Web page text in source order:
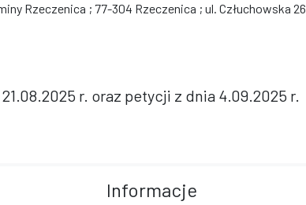
Rzeczenica ; 77-304 Rzeczenica ; ul. Człuchowska 26
r. oraz petycji z dnia 4.09.2025 r.
Informacje